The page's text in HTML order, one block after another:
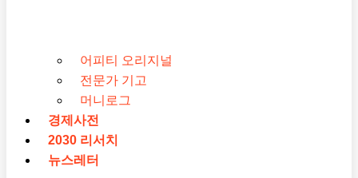
어피티 오리지널
전문가 기고
머니로그
경제사전
2030 리서치
뉴스레터